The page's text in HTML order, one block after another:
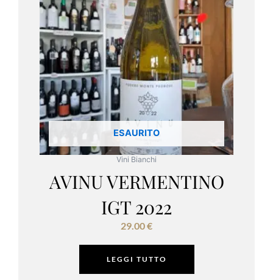
ESAURITO
Vini Bianchi
AVINU VERMENTINO
IGT 2022
29.00€
LEGGI TUTTO